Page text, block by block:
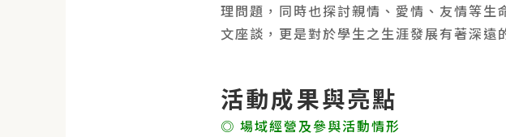
理問題，同時也探討親情、愛情、友情等
文座談，更是對於學生之生涯發展有著深遠
活動成果與亮點
◎ 場域經營及參與活動情形